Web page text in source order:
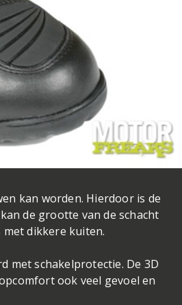
kan worden. Hierdoor is de
de grootte van de schacht
dikkere kuiten.
met schakelprotectie. De 3D
ook veel gevoel en